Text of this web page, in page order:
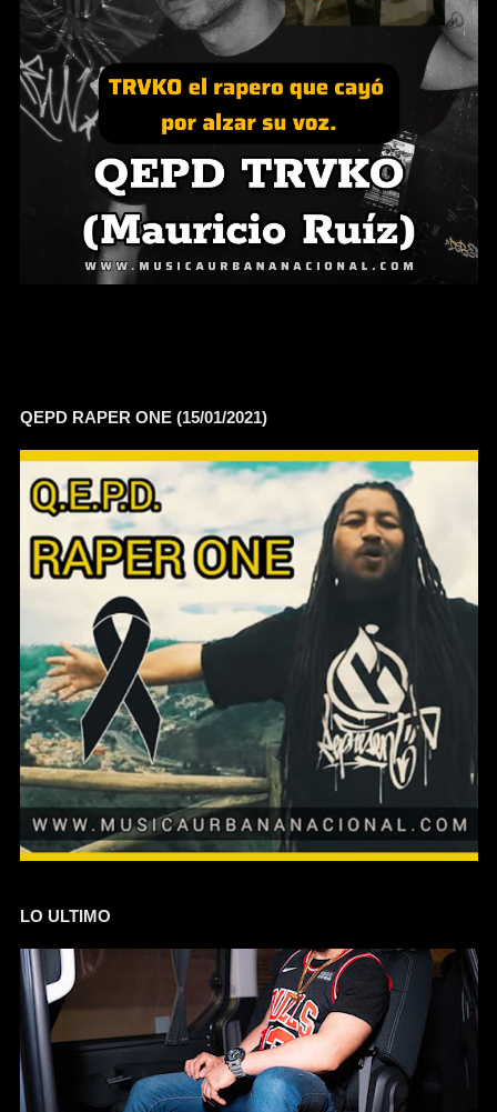
QEPD RAPER ONE (15/01/2021)
LO ULTIMO